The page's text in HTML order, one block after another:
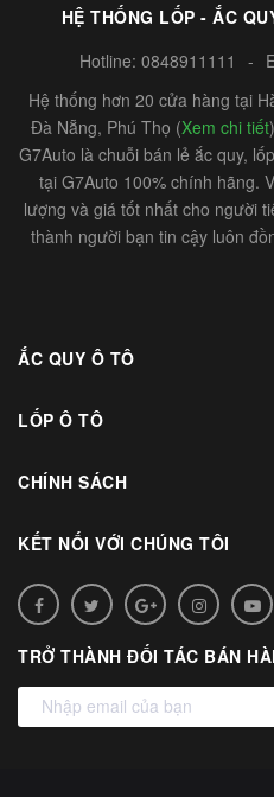
HỆ THỐNG LỐP - ẮC
Hotline: 0848911111 -
Hệ thống hơn 20 cửa hàng tại
Đà Nẵng, Phú Thọ (Xem chi tiết
G7Auto là chuỗi bán lẻ ắc quy,
tại G7Auto 100% chính hãng.
lượng và giá tốt nhất cho người
thành người bạn tin cậy luôn
ẮC QUY Ô TÔ
LỐP Ô TÔ
CHÍNH SÁCH
KẾT NỐI VỚI CHÚNG TÔI
TRỞ THÀNH ĐỐI TÁC BÁN